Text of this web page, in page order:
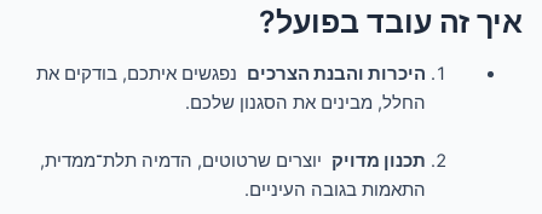
איך זה עובד בפועל?
היכרות והבנת הצרכים נפגשים איתכם, בודקים את
החלל, מבינים את הסגנון שלכם.
תכנון מדויק יוצרים שרטוטים, הדמיה תלת־ממדית,
התאמות בגובה העיניים.